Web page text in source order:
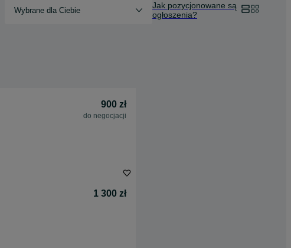
Wybrane dla Ciebie
Jak pozycjonowane są
ogłoszenia?
900 zł
do negocjacji
1 300 zł